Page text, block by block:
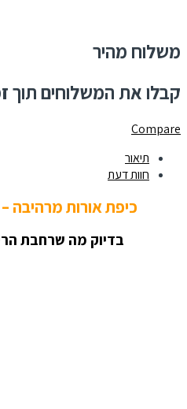
משלוח מהיר
קבלו את המשלוחים תוך
Compare
תיאור
חוות דעת
כיפת אורות מרהיבה –
בדיוק מה שרחבת